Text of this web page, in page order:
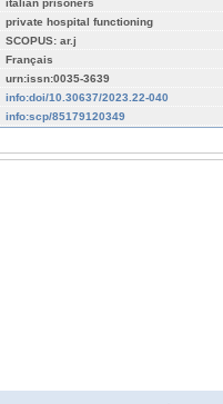
private hospital functioning
SCOPUS: ar.j
Français
urn:issn:0035-3639
info:doi/10.30637/2023.22-040
info:scp/85179120349